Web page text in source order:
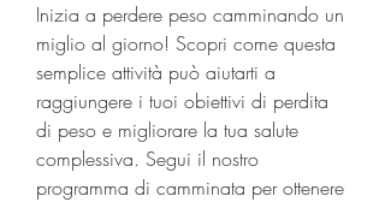
Inizia a perdere peso camminando un
miglio al giorno! Scopri come questa
semplice attività può aiutarti a
raggiungere i tuoi obiettivi di perdita
di peso e migliorare la tua salute
complessiva. Segui il nostro
programma di camminata per ottenere